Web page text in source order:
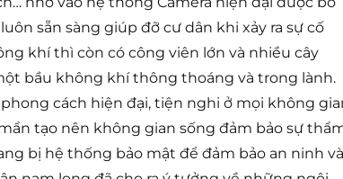
sẵn sàng giúp đỡ cư dân khi xảy ra sự cố
khí thì còn có công viên lớn và nhiều cây
bầu không khí thông thoáng và trong lành.
cách hiện đại, tiện nghi ở mọi không
tạo nên không gian sống đảm bảo sự
bị hệ thống bảo mật để đảm bảo an ninh và